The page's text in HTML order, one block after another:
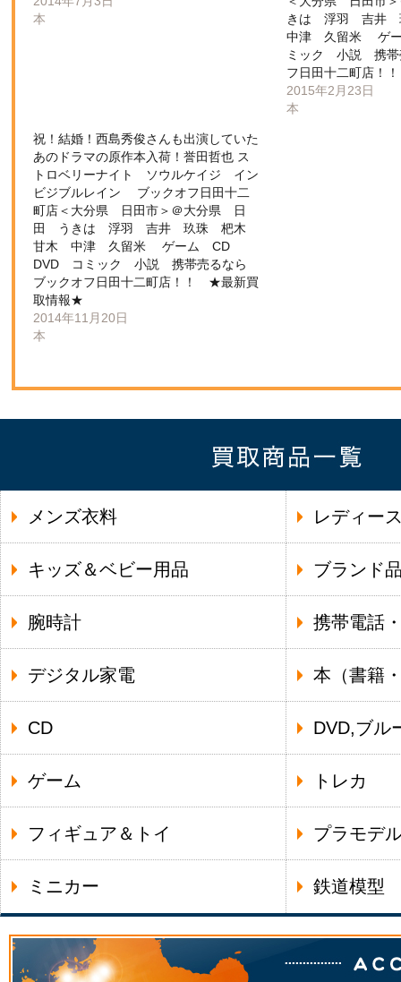
本
きは 浮羽 吉
中津 久留米 ゲ
ミック 小説 携帯
フ日田十二町店
2015年2月23日
本
祝！結婚！西島秀俊さんも出演していた
あのドラマの原作本入荷！誉田哲也 ス
トロベリーナイト ソウルケイジ イン
ビジブルレイン ブックオフ日田十二
町店＜大分県 日田市＞＠大分県 日
田 うきは 浮羽 吉井 玖珠 杷木
甘木 中津 久留米 ゲーム CD
DVD コミック 小説 携帯売るなら
ブックオフ日田十二町店！！ ★最新買
取情報★
2014年11月20日
本
メンズ衣料 レディー
キッズ＆ベビー用品 ブランド
腕時計 携帯電話
デジタル家電 本（書籍
CD DVD,ブル
ゲーム トレカ
フィギュア＆トイ プラモデ
ミニカー 鉄道模型